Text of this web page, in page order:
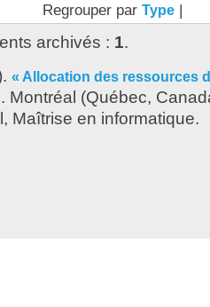
Regrouper par Type |
archivés : 1.
« Allocation des ressources
Montréal (Québec,
Maîtrise en informatique.